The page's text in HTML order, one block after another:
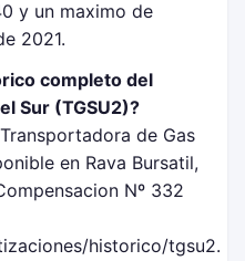
y un maximo de
2021.
completo del
Sur (TGSU2)?
de Gas
en Rava Bursatil,
Nº 332
historico/tgsu2.